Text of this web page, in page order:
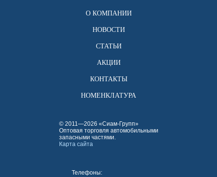
О КОМПАНИИ
НОВОСТИ
СТАТЬИ
АКЦИИ
КОНТАКТЫ
НОМЕНКЛАТУРА
© 2011—2026 «Сиам-Групп»
Оптовая торговля автомобильными
запасными частями.
Карта сайта
Телефоны: